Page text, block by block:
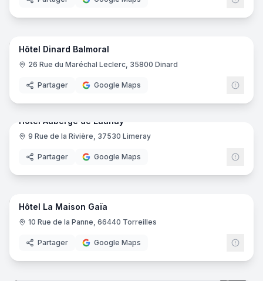
17
Hôtel Dinard Balmoral
26 Rue du Maréchal Leclerc, 35800 Dinard
Partager Google Maps
29
Hotel Auberge de Launay
9 Rue de la Rivière, 37530 Limeray
Partager Google Maps
23
Hôtel La Maison Gaïa
10 Rue de la Panne, 66440 Torreilles
Partager Google Maps